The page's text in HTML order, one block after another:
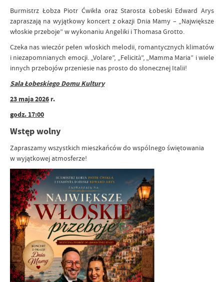
Burmistrz Łobza Piotr Ćwikła oraz Starosta Łobeski Edward Arys
zapraszają na wyjątkowy koncert z okazji Dnia Mamy – „Największe
włoskie przeboje” w wykonaniu Angeliki i Thomasa Grotto.
Czeka nas wieczór pełen włoskich melodii, romantycznych klimatów
i niezapomnianych emocji. „Volare”, „Felicità”, „Mamma Maria” i wiele
innych przebojów przeniesie nas prosto do słonecznej Italii!
Sala Łobeskiego Domu Kultury
23 maja 2026 r.
godz. 17:00
Wstęp wolny
Zapraszamy wszystkich mieszkańców do wspólnego świętowania
w wyjątkowej atmosferze!